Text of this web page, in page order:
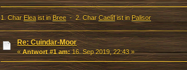
1. CharEleaist inBree- 2. Char Caelîfist inPalisor
Re: Cuindar-Moor
«Antwort #1 am:16. Sep 2019, 22:43 »